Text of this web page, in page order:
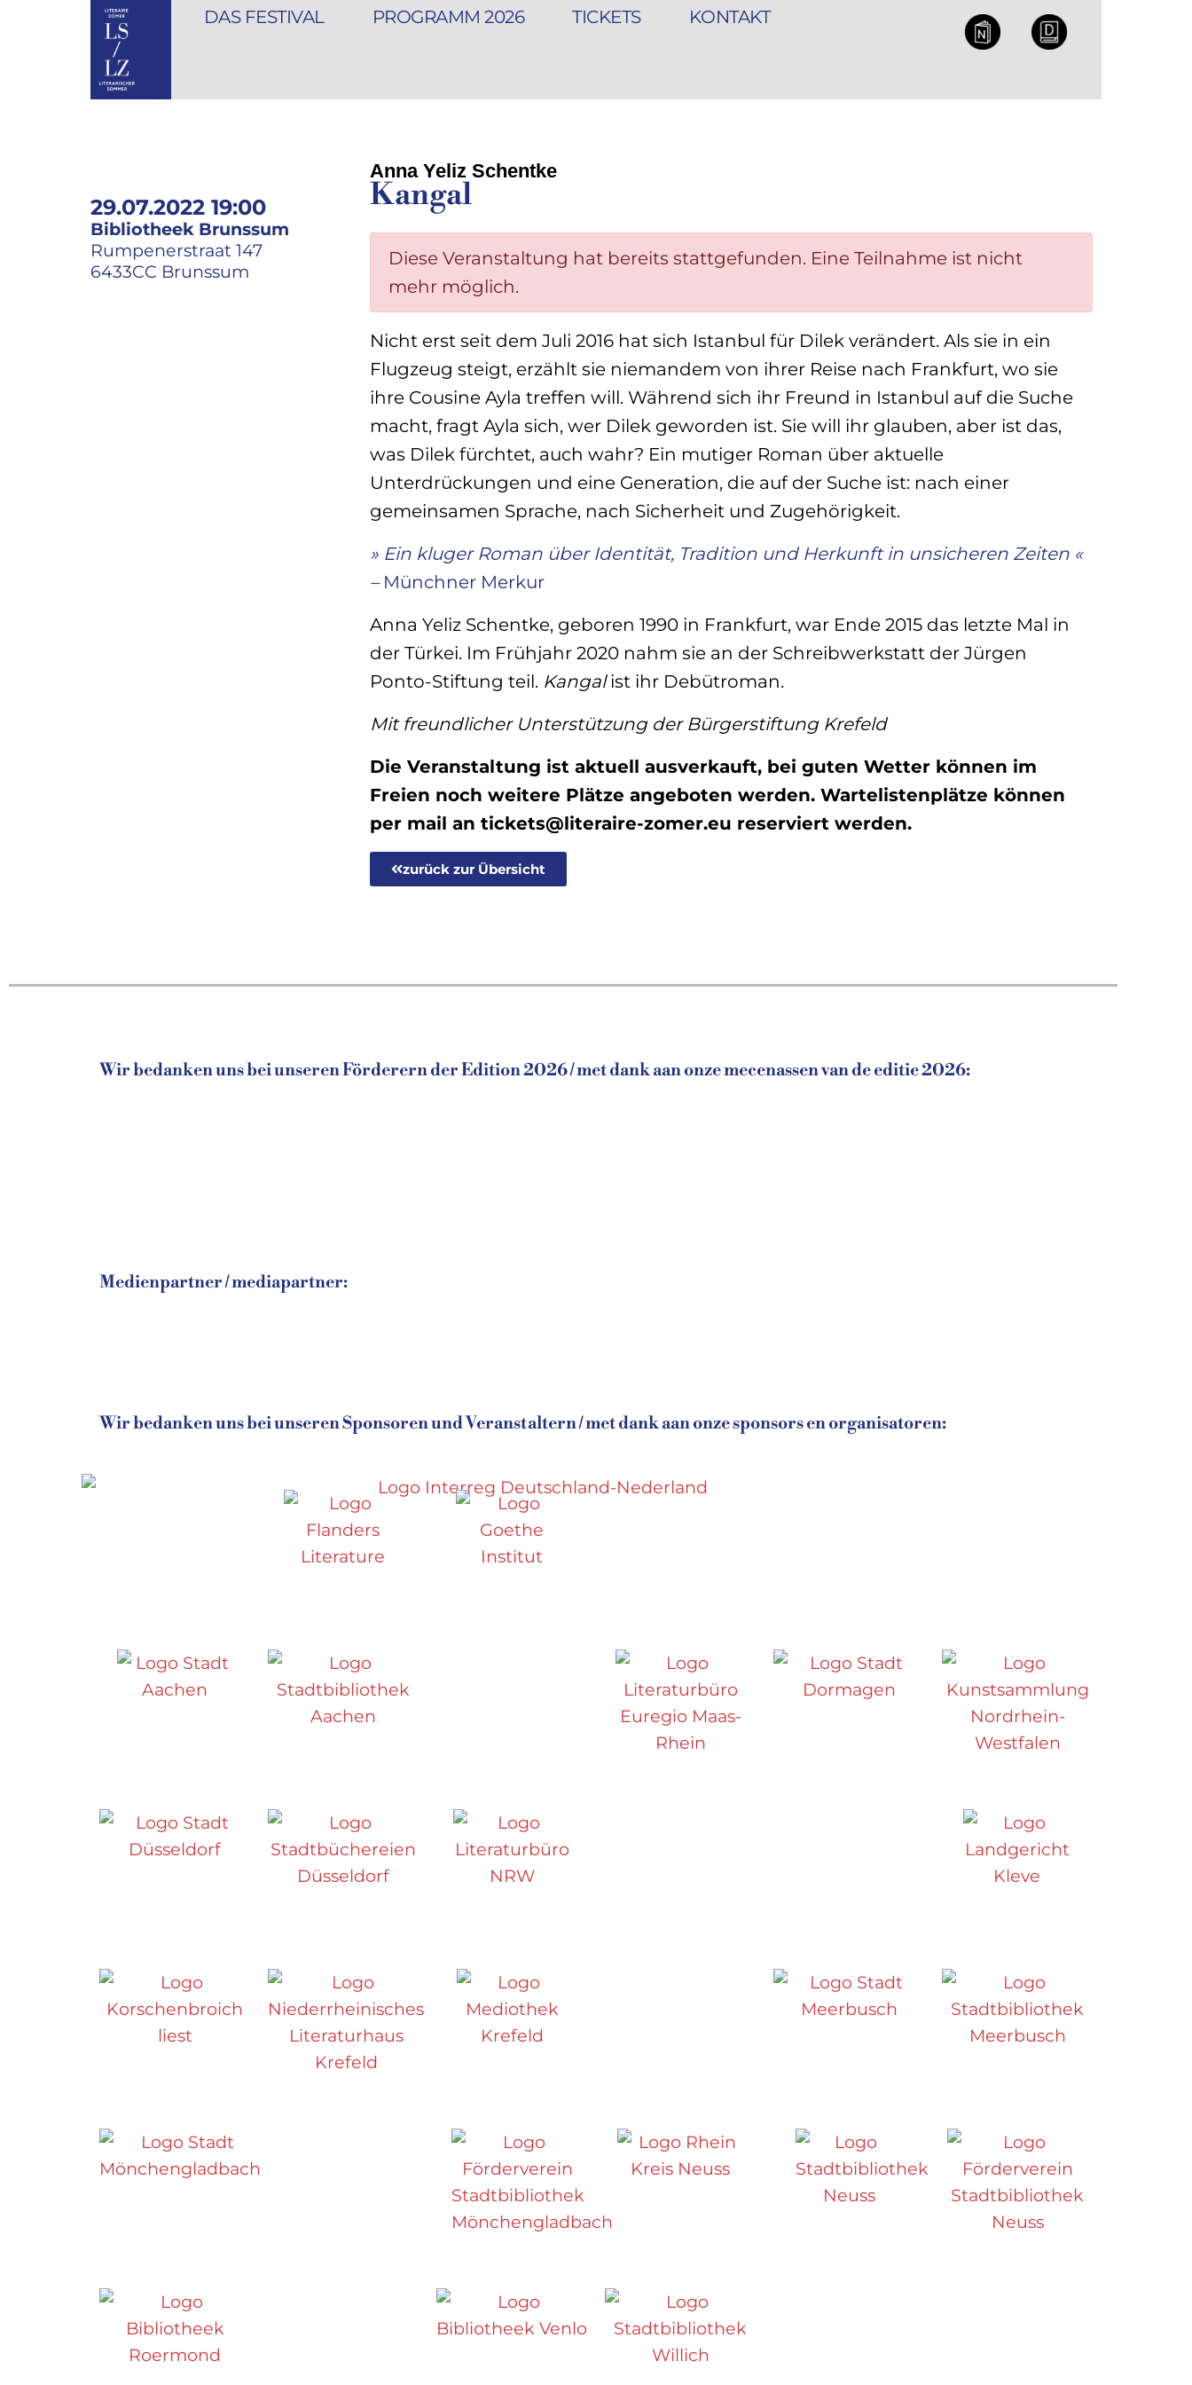
DAS FESTIVAL PROGRAMM 2026 TICKETS KONTAKT NL DE
29.07.2022 19:00
Bibliotheek Brunssum
Rumpenerstraat 147
6433CC Brunssum
Anna Yeliz Schentke
Kangal
Diese Veranstaltung hat bereits stattgefunden. Eine Teilnahme ist nicht
mehr möglich.
Nicht erst seit dem Juli 2016 hat sich Istanbul für Dilek verändert. Als sie in ein
Flugzeug steigt, erzählt sie niemandem von ihrer Reise nach Frankfurt, wo sie
ihre Cousine Ayla treffen will. Während sich ihr Freund in Istanbul auf die Suche
macht, fragt Ayla sich, wer Dilek geworden ist. Sie will ihr glauben, aber ist das,
was Dilek fürchtet, auch wahr? Ein mutiger Roman über aktuelle
Unterdrückungen und eine Generation, die auf der Suche ist: nach einer
gemeinsamen Sprache, nach Sicherheit und Zugehörigkeit.
» Ein kluger Roman über Identität, Tradition und Herkunft in unsicheren Zeiten «
–Münchner Merkur
Anna Yeliz Schentke, geboren 1990 in Frankfurt, war Ende 2015 das letzte Mal in
der Türkei. Im Frühjahr 2020 nahm sie an der Schreibwerkstatt der Jürgen
Ponto-Stiftung teil. Kangalist ihr Debütroman.
Mit freundlicher Unterstützung der Bürgerstiftung Krefeld
Die Veranstaltung ist aktuell ausverkauft, bei guten Wetter können im
Freien noch weitere Plätze angeboten werden. Wartelistenplätze können
per mail an tickets@literaire-zomer.eu reserviert werden.
zurück zur Übersicht
Wir bedanken uns bei unseren Förderern der Edition 2026 / met dank aan onze mecenassen van de editie 2026:
Medienpartner / mediapartner:
Wir bedanken uns bei unseren Sponsoren und Veranstaltern / met dank aan onze sponsors en organisatoren: